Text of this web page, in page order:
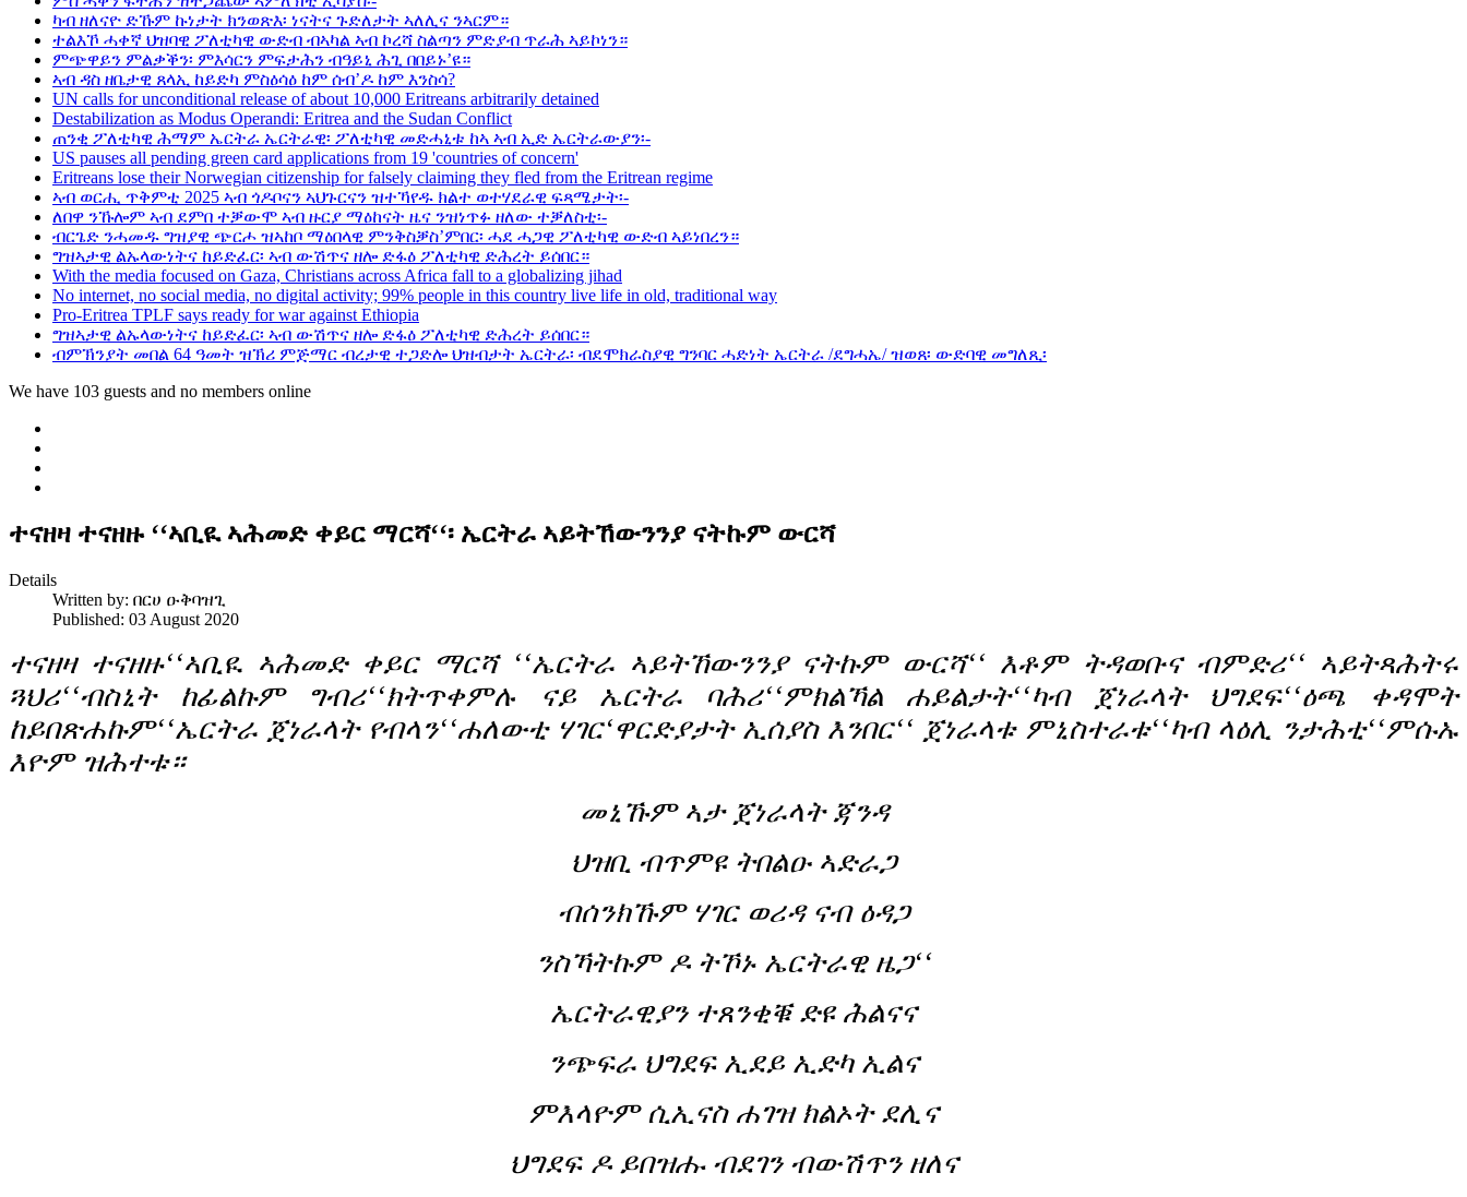
ካብ ዘለናዮ ድኹም ኩነታት ክንወጽእ፡ ነናትና ጉድለታት ኣለሊና ንኣርም።
ተልእኾ ሓቀኛ ህዝባዊ ፖለቲካዊ ውድብ ብኣካል ኣብ ኮረሻ ስልጣን ምድያብ ጥራሕ ኣይኮነን።
ምጭዋይን ምልቃቕን፡ ምእሳርን ምፍታሕን ብዓይኒ ሕጊ በበይኑ’ዩ።
ኣብ ዳስ ዘቤታዊ ጸላኢ ከይድካ ምስዕሳዕ ከም ሰብ’ዶ ከም እንስሳ?
UN calls for unconditional release of about 10,000 Eritreans arbitrarily detained
Destabilization as Modus Operandi: Eritrea and the Sudan Conflict
ጠንቂ ፖለቲካዊ ሕማም ኤርትራ ኤርትራዊ፡ ፖለቲካዊ መድሓኒቱ ከኣ ኣብ ኢድ ኤርትራውያን፡-
US pauses all pending green card applications from 19 'countries of concern'
Eritreans lose their Norwegian citizenship for falsely claiming they fled from the Eritrean regime
ኣብ ወርሒ ጥቅምቲ 2025 ኣብ ጎዶቦናን ኣህጉርናን ዝተኻየዱ ክልተ ወተሃደራዊ ፍጻሜታት፡-
ለበዋ ንኹሎም ኣብ ደምበ ተቓውሞ ኣብ ዙርያ ማዕከናት ዜና ንዝነጥፉ ዘለው ተቓለስቲ፡-
ብርጌድ ንሓመዱ ግዝያዊ ጭርሖ ዝኣከቦ ማዕበላዊ ምንቅስቓስ’ምበር፡ ሓደ ሓጋዊ ፖለቲካዊ ውድብ ኣይነበረን።
ግዝኣታዊ ልኡላውነትና ከይድፈር፡ ኣብ ውሽጥና ዘሎ ድፋዕ ፖለቲካዊ ድሕረት ይሰበር።
With the media focused on Gaza, Christians across Africa fall to a globalizing jihad
No internet, no social media, no digital activity; 99% people in this country live life in old, traditional way
Pro-Eritrea TPLF says ready for war against Ethiopia
ግዝኣታዊ ልኡላውነትና ከይድፈር፡ ኣብ ውሽጥና ዘሎ ድፋዕ ፖለቲካዊ ድሕረት ይሰበር።
ብምኽንያት መበል 64 ዓመት ዝኽሪ ምጅማር ብረታዊ ተጋድሎ ህዝብታት ኤርትራ፡ ብደሞክራስያዊ ግንባር ሓድነት ኤርትራ /ደግሓኤ/ ዝወጸ፡ ውድባዊ መግለጺ፡
We have 103 guests and no members online
ተናዘዛ ተናዘዙ ‘‘ኣቢዪ ኣሕመድ ቀይር ማርሻ‘‘፡ ኤርትራ ኣይትኸውንንያ ናትኩም ውርሻ
Details
Written by: በርሀ ዑቅባዝጊ
Published: 03 August 2020
ተናዘዛ ተናዘዙ‘‘ኣቢዪ ኣሕመድ ቀይር ማርሻ ‘‘ኤርትራ ኣይትኸውንንያ ናትኩም ውርሻ‘‘ እቶም ትዳወቡና ብምድሪ‘‘ ኣይትጻሕትሩ
ጓህሪ‘‘ብስኒት ከፊልኩም ግብሪ‘‘ክትጥቀምሉ ናይ ኤርትራ ባሕሪ‘‘ምክልኻል ሐይልታት‘‘ካብ ጀነራላት ህግደፍ‘‘ዕጫ ቀዳሞት
ከይበጽሐኩም‘‘ኤርትራ ጀነራላት የብላን‘‘ሐለውቲ ሃገር‘ዋርድያታት ኢሰያስ እንበር‘‘ ጀነራላቱ ምኒስተራቱ‘‘ካብ ላዕሊ ንታሕቲ‘‘ምሱኡ
እዮም ዝሕተቱ።
መኒኹም ኣታ ጀነራላት ጃንዳ
ህዝቢ ብጥምዩ ትበልዑ ኣድራጋ
ብሰንክኹም ሃገር ወሪዳ ናብ ዕዳጋ
ንስኻትኩም ዶ ትኾኑ ኤርትራዊ ዜጋ‘‘
ኤርትራዊያን ተጸንቂቑ ድዩ ሕልናና
ንጭፍራ ህግደፍ ኢደይ ኢድካ ኢልና
ምእላዮም ሲኢናስ ሐገዝ ክልኦት ደሊና
ህግደፍ ዶ ይበዝሑ ብደገን ብውሽጥን ዘለና